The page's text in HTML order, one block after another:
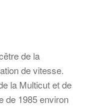
de la
de vitesse.
la Multicut et de
de 1985 environ